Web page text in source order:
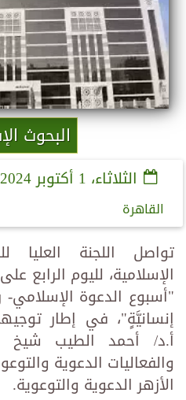
البحوث
الثلاثاء، 1 أكتوبر 2024
القاهرة
تواصل اللجنة العليا
الإسلامية، لليوم الرابع
"أسبوع الدعوة
إنسانيَّةٍ"، في إطار
أ.د/ أحمد الطيب شيخ
والفعاليات الدعوية
الأزهر الدعوية والتوعوية.